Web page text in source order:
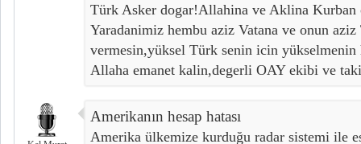
Türk Asker dogar!Allahina ve Aklina Kurban
Yaradanimiz hembu aziz Vatana ve onun
vermesin,yüksel Türk senin icin
Allaha emanet kalin,degerli OAY ekibi ve
Amerikanın hesap hatası
Amerika ülkemize kurduğu radar sistemi ile